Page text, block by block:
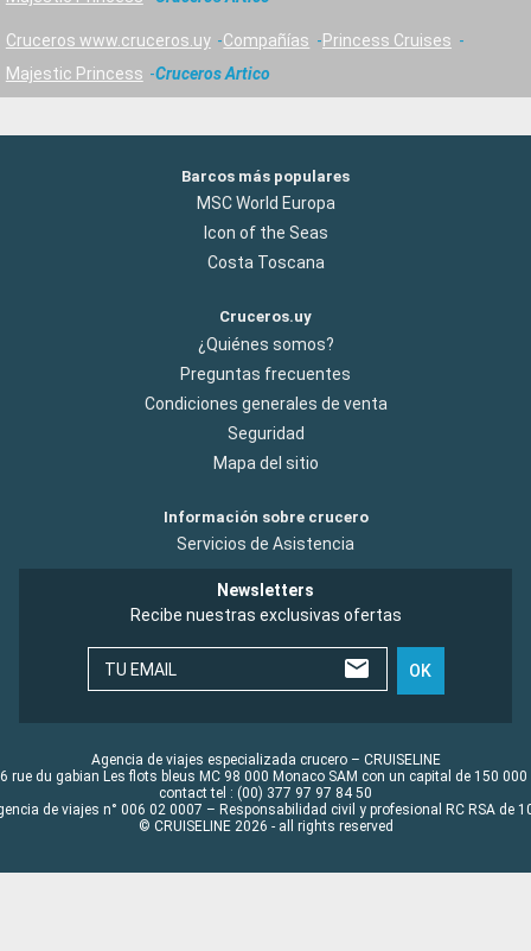
Cruceros www.cruceros.uy Compañías
Princess Cruises
Majestic Princess
Cruceros Artico
Barcos más populares
MSC World Europa
Icon of the Seas
Costa Toscana
Cruceros.uy
¿Quiénes somos?
Preguntas frecuentes
Condiciones generales de venta
Seguridad
Mapa del sitio
Información sobre crucero
Servicios de Asistencia
Newsletters
Recibe nuestras exclusivas ofertas
TU EMAIL OK
Agencia de viajes especializada crucero – CRUISELINE
rue du gabian Les flots bleus MC 98 000 Monaco SAM con un capital de 150 000
contact tel : (00) 377 97 97 84 50
de viajes n° 006 02 0007 – Responsabilidad civil y profesional RC RSA de
© CRUISELINE 2026 - all rights reserved